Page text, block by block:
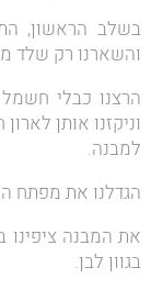
בשלב הראשון,
והשארנו רק שלד
הרצנו כבלי
וניקזנו אותן
למבנה.
הגדלנו את מפתח
את המבנה ציפינו
בגוון לבן.